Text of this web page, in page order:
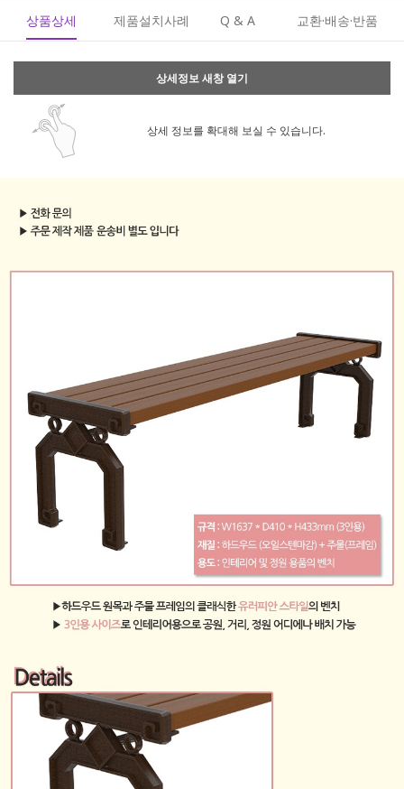
상품상세 제품설치사례 Q & A 교환·배송·반품
상세정보 새창 열기
상세 정보를 확대해 보실 수 있습니다.